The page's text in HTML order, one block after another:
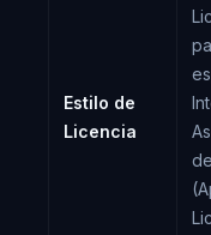
Estilo de
Licencia